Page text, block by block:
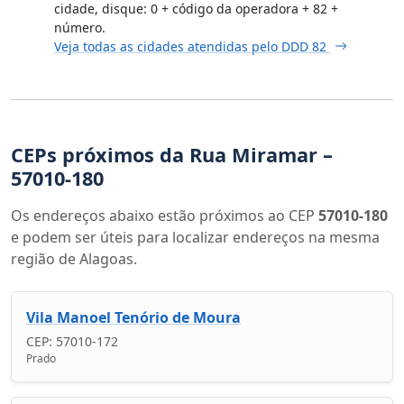
cidade, disque: 0 + código da operadora + 82 +
número.
Veja todas as cidades atendidas pelo DDD 82
CEPs próximos da Rua Miramar –
57010-180
Os endereços abaixo estão próximos ao CEP 57010-180
e podem ser úteis para localizar endereços na mesma
região de Alagoas.
Vila Manoel Tenório de Moura
CEP: 57010-172
Prado